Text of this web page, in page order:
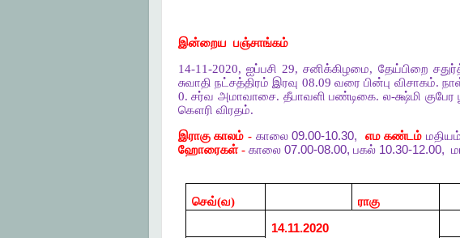
இன்றைய பஞ்சாங்கம்
14-11-2020, ஐப்பசி 29, சனிக்கிழமை, தேய்பிறை
சுவாதி நட்சத்திரம் இரவு 08.09 வரை பின்பு விசாகம்.
0. சர்வ அமாவாசை. தீபாவளி பண்டிகை. ல-க்ஷ்மி குபேர
கௌரி விரதம்.
இராகு காலம் - காலை09.00-10.30, எம கண்டம் மதியம்
ஹோரைகள் - காலை07.00-08.00, பகல்10.30-12.00,
செவ்(வ) ராகு
14.11.2020